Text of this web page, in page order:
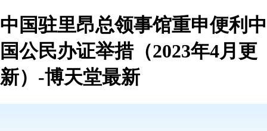
中国驻里昂总领事馆重申便利中
国公民办证举措（2023年4月更
新）-博天堂最新